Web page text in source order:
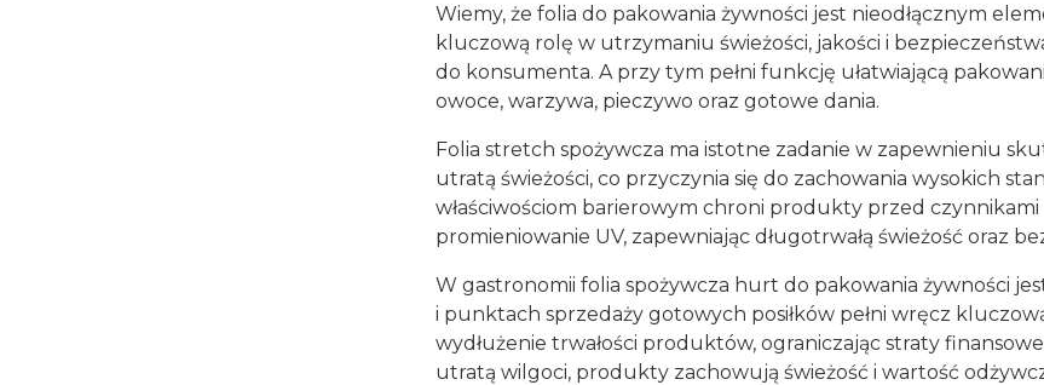
Wiemy, że folia do pakowania żywności jest nieodłącznym
kluczową rolę w utrzymaniu świeżości, jakości i
do konsumenta. A przy tym pełni funkcję ułatwiającą
owoce, warzywa, pieczywo oraz gotowe dania.
Folia stretch spożywcza ma istotne zadanie w zapewnieniu
utratą świeżości, co przyczynia się do zachowania wysokich
właściwościom barierowym chroni produkty przed
promieniowanie UV, zapewniając długotrwałą świeżość oraz
W gastronomii folia spożywcza hurt do pakowania żywności
i punktach sprzedaży gotowych posiłków pełni wręcz
wydłużenie trwałości produktów, ograniczając straty
utratą wilgoci, produkty zachowują świeżość i wartość